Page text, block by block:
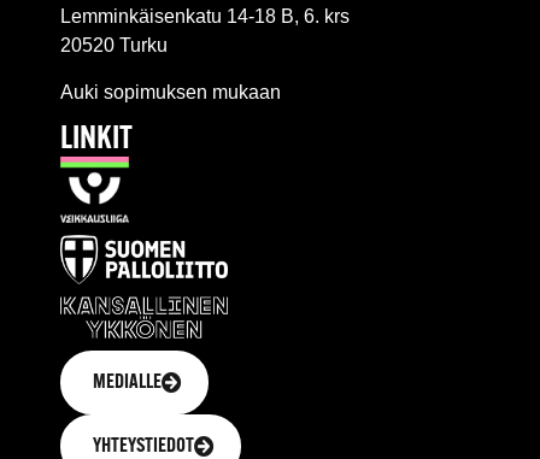
Lemminkäisenkatu 14-18 B, 6. krs
20520 Turku
Auki sopimuksen mukaan
LINKIT
MEDIALLE
YHTEYSTIEDOT